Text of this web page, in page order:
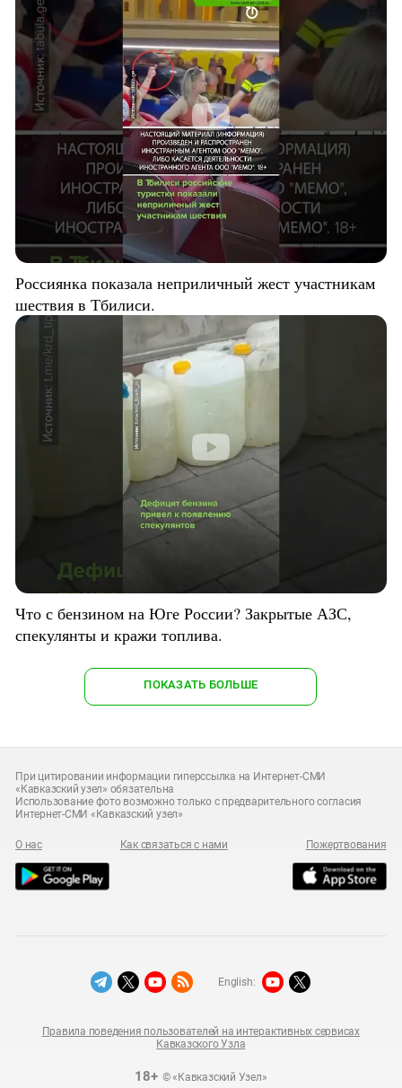
Россиянка показала неприличный жест участникам
шествия в Тбилиси.
Что с бензином на Юге России? Закрытые АЗС,
спекулянты и кражи топлива.
ПОКАЗАТЬ БОЛЬШЕ
При цитировании информации гиперссылка на Интернет-СМИ
«Кавказский узел» обязательна
Использование фото возможно только с предварительного согласия
Интернет-СМИ «Кавказский узел»
О нас Как связаться с нами Пожертвования
18+© «Кавказский Узел»
Правила поведения пользователей на интерактивных сервисах
Кавказского Узла
English: